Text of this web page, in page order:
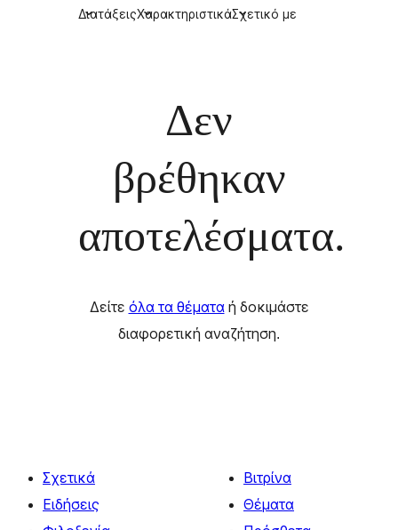
ΔιατάξειςΧαρακτηριστικάΣχετικό με
Δεν
βρέθηκαν
αποτελέσματα.
Δείτε όλα τα θέματαή δοκιμάστε
διαφορετική αναζήτηση.
Σχετικά
Ειδήσεις
Βιτρίνα
Θέματα